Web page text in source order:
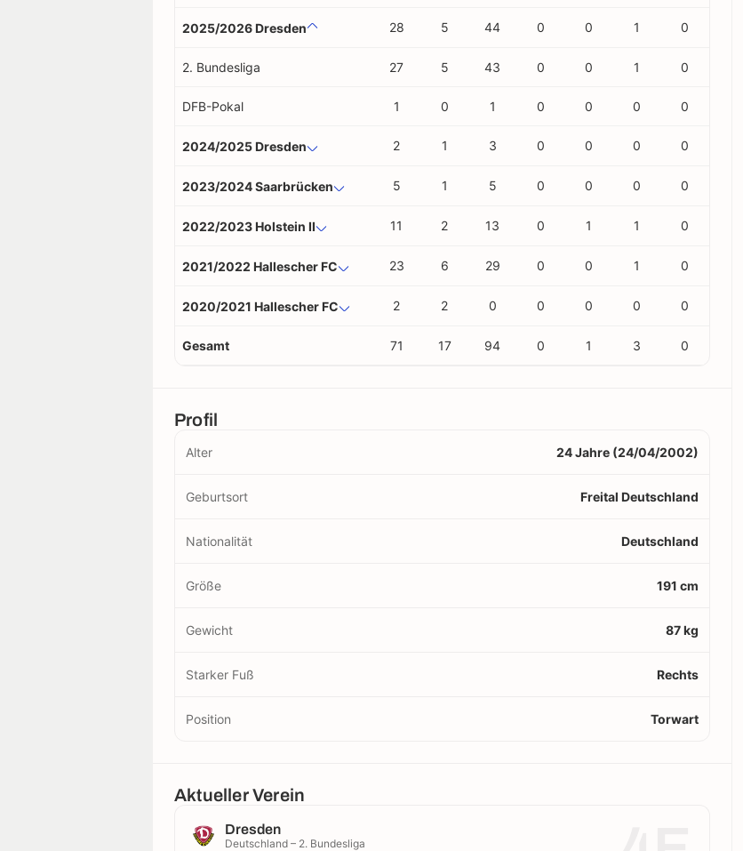
2025/2026 Dresden 28 5 44 0 0 1 0
2. Bundesliga 27 5 43 0 0 1 0
DFB-Pokal 1 0 1 0 0 0 0
2024/2025 Dresden 2 1 3 0 0 0 0
2023/2024 Saarbrücken 5 1 5 0 0 0 0
2022/2023 Holstein II 11 2 13 0 1 1 0
2021/2022 Hallescher FC 23 6 29 0 0 1 0
2020/2021 Hallescher FC 2 2 0 0 0 0 0
Gesamt 71 17 94 0 1 3 0
Profil
Alter 24 Jahre (24/04/2002)
Geburtsort Freital Deutschland
Nationalität Deutschland
Größe 191 cm
Gewicht 87 kg
Starker Fuß Rechts
Position Torwart
Aktueller Verein
Dresden
Deutschland – 2. Bundesliga